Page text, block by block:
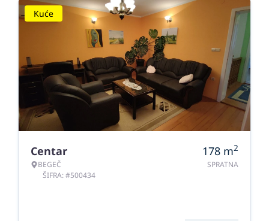
Kuće
Centar
BEGEČ
ŠIFRA: #500434
178 m2
SPRATNA